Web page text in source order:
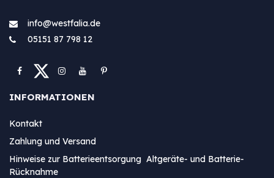
info@westfa​lia.de
05151 87 798 12
INFORMATIONEN
Kontakt
Zahlung und Versand
Hinweise zur Batterieentsorgung Altgeräte- und Batterie-
Rücknahme